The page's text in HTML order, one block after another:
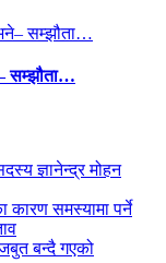
सम्झौता…
ज्ञानेन्द्र मोहन
कारण समस्यामा पर्ने
बन्दै गएको